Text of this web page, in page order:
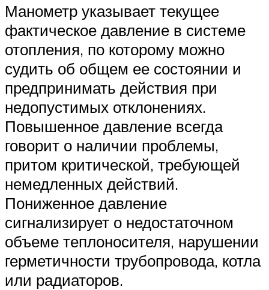
Манометр указывает текущее
фактическое давление в системе
отопления, по которому можно
судить об общем ее состоянии и
предпринимать действия при
недопустимых отклонениях.
Повышенное давление всегда
говорит о наличии проблемы,
притом критической, требующей
немедленных действий.
Пониженное давление
сигнализирует о недостаточном
объеме теплоносителя, нарушении
герметичности трубопровода, котла
или радиаторов.